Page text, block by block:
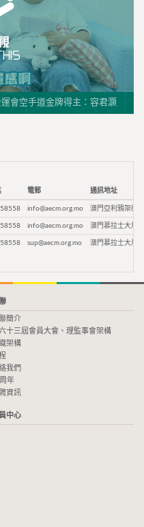
會空手道金牌得主：容君灝
電郵 通訊地址
info@aecm.org.mo 澳門亞利鴉架街9
info@aecm.org.mo 澳門慕拉士大馬
sup@aecm.org.mo 澳門慕拉士大馬
簡介
十三屆會員大會、理監事會架構
架構
我們
年
資訊
中心